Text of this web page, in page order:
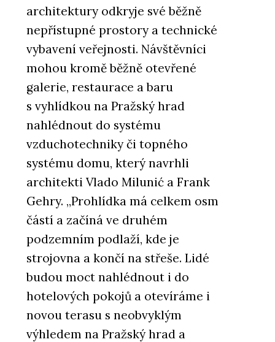
architektury odkryje své běžně
nepřístupné prostory a technické
vybavení veřejnosti. Návštěvníci
mohou kromě běžně otevřené
galerie, restaurace a baru
s vyhlídkou na Pražský hrad
nahlédnout do systému
vzduchotechniky či topného
systému domu, který navrhli
architekti Vlado Milunić a Frank
Gehry. „Prohlídka má celkem osm
částí a začíná ve druhém
podzemním podlaží, kde je
strojovna a končí na střeše. Lidé
budou moct nahlédnout i do
hotelových pokojů a otevíráme i
novou terasu s neobvyklým
výhledem na Pražský hrad a